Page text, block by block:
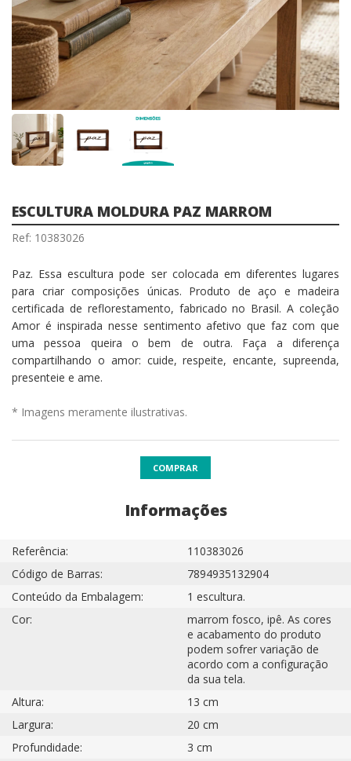
ESCULTURA MOLDURA PAZ MARROM
Ref: 10383026
Paz. Essa escultura pode ser colocada em diferentes lugares
para criar composições únicas. Produto de aço e madeira
certificada de reflorestamento, fabricado no Brasil. A coleção
Amor é inspirada nesse sentimento afetivo que faz com que
uma pessoa queira o bem de outra. Faça a diferença
compartilhando o amor: cuide, respeite, encante, supreenda,
presenteie e ame.
* Imagens meramente ilustrativas.
COMPRAR
Informações
Referência:
110383026
Código de Barras:
7894935132904
Conteúdo da Embalagem:
1 escultura.
Cor:
marrom fosco, ipê. As cores
e acabamento do produto
podem sofrer variação de
acordo com a configuração
da sua tela.
Altura:
13 cm
Largura:
20 cm
Profundidade:
3 cm